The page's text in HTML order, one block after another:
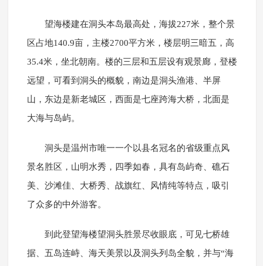
望海楼建在洞头本岛最高处，海拔227米，整个景
区占地140.9亩，主楼2700平方米，楼层明三暗五，高
35.4米，坐北朝南。楼的三层和五层设有观景廊，登楼
远望，可看到洞头的概貌，南边是洞头渔港、半屏
山，东边是新老城区，西面是七座跨海大桥，北面是
大海与岛屿。
洞头是温州市唯一一个以县名冠名的省级重点风
景名胜区，山明水秀，四季如春，具有岛屿奇、礁石
美、沙滩佳、大桥秀、战旗红、风情纯等特点，吸引
了众多的中外游客。
到此登望海楼望洞头胜景尽收眼底，可见七桥雄
据、五岛连峙、海天美景以及洞头列岛全貌，并与“海